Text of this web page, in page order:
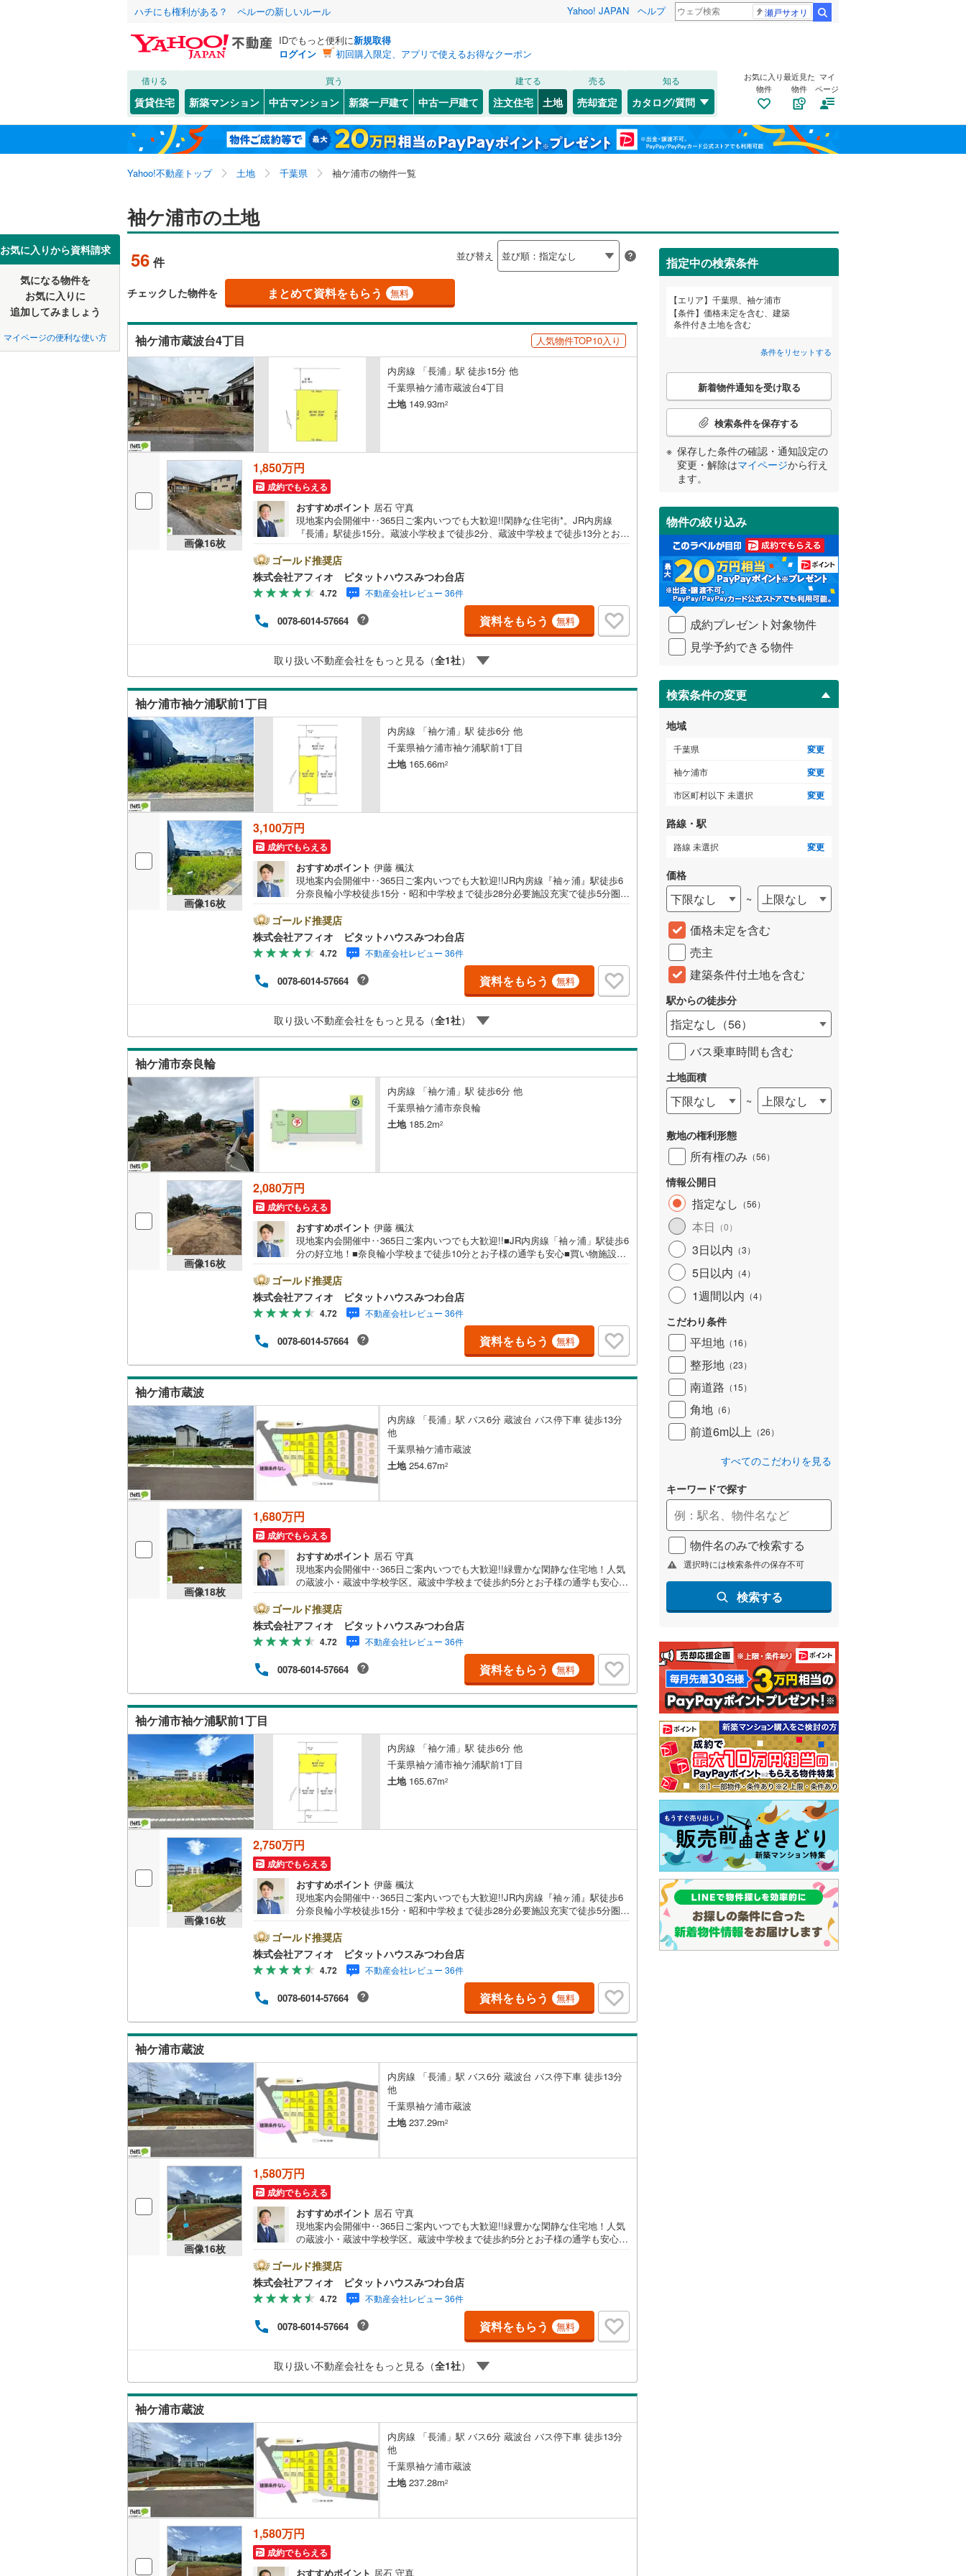
ハチにも権利がある？ ペルーの新しいルール Yahoo! JAPAN ヘルプ 瀬戸サオリ
IDでもっと便利に新規取得
ログイン
初回購入限定、アプリで使えるお得なクーポン
借りる
賃貸住宅
買う
新築マンション 中古マンション 新築一戸建て 中古一戸建て
建てる
注文住宅 土地
売る
売却査定
知る
カタログ/質問
お気に入り
物件
最近見た
物件
マイ
ページ
Yahoo!不動産トップ 土地 千葉県 袖ケ浦市の物件一覧
お気に入りから資料請求
気になる物件を
お気に入りに
追加してみましょう
マイページの便利な使い方
袖ケ浦市の土地
56 件 並び替え
チェックした物件を まとめて資料をもらう 無料
袖ケ浦市蔵波台4丁目 人気物件TOP10入り
内房線 「長浦」駅 徒歩15分 他
千葉県袖ケ浦市蔵波台4丁目
土地149.93m2
画像16枚
1,850万円
成約でもらえる
おすすめポイント 居石 守真
現地案内会開催中‥365日ご案内いつでも大歓迎!!閑静な住宅街*。JR内房線
『長浦』駅徒歩15分。蔵波小学校まで徒歩2分、蔵波中学校まで徒歩13分とお子
と生活便利！■敷地広々約45坪■建築条件無し。お好きなハウスメーカー、工務
店でマイホームを建てられます。■設備:公営水道・本下水・都市ガス■前面道路
6mと駐車も楽々■更地渡し●お客様の笑顔のために。・* 千葉県の不動産のこ
となら株式会社アフィオにお任せください！● お客様の一生の宝物になるお家
探しの、心強いパートナーになれるよう全力でサポート致します！ご見学やご
相談には迅速にご対応致します！お気軽にお問合せ下さいませ！・豊富な物件
数で、ご希望のお家探しが楽々できます。・売却のご相談も秘密厳守でスピー
ゴールド推奨店
株式会社アフィオ ピタットハウスみつわ台店
4.72 不動産会社レビュー 36件
0078-6014-57664 資料をもらう 無料
取り扱い不動産会社をもっと見る（全1社）
袖ケ浦市袖ケ浦駅前1丁目
内房線 「袖ケ浦」駅 徒歩6分 他
千葉県袖ケ浦市袖ケ浦駅前1丁目
土地165.66m2
画像16枚
3,100万円
成約でもらえる
おすすめポイント 伊藤 楓汰
現地案内会開催中‥365日ご案内いつでも大歓迎!!JR内房線『袖ヶ浦』駅徒歩6
分奈良輪小学校徒歩15分・昭和中学校まで徒歩28分必要施設充実で徒歩5分圏
広々50坪以上■区画整理地内■一括買取可能■設備:公営水道・本下水・都市ガス
■接道:南側6m●お客様の笑顔のために。・* 千葉県の不動産のことなら株式会
社アフィオにお任せください！● お客様の一生の宝物になるお家探しの、心強
いパートナーになれるよう全力でサポート致します！ご見学やご相談には迅速
にご対応致します！お気軽にお問合せ下さいませ！
ゴールド推奨店
株式会社アフィオ ピタットハウスみつわ台店
4.72 不動産会社レビュー 36件
0078-6014-57664 資料をもらう 無料
取り扱い不動産会社をもっと見る（全1社）
袖ケ浦市奈良輪
内房線 「袖ケ浦」駅 徒歩6分 他
千葉県袖ケ浦市奈良輪
土地185.2m2
画像16枚
2,080万円
成約でもらえる
おすすめポイント 伊藤 楓汰
現地案内会開催中‥365日ご案内いつでも大歓迎!!■JR内房線「袖ヶ浦」駅徒歩6
分の好立地！■奈良輪小学校まで徒歩10分とお子様の通学も安心■買い物施設徒
しめます ■敷地広々約56坪■建築条件なし！お好きなハウスメーカー、工務店で
マイホームを建てられます。●お客様の笑顔のために。・* 千葉県の不動産の
ことなら株式会社アフィオにお任せください！● お客様の一生の宝物になるお
家探しの、心強いパートナーになれるよう全力でサポート致します！ご見学や
ご相談には迅速にご対応致します！お気軽にお問合せ下さいませ！
ゴールド推奨店
株式会社アフィオ ピタットハウスみつわ台店
4.72 不動産会社レビュー 36件
0078-6014-57664 資料をもらう 無料
袖ケ浦市蔵波
内房線 「長浦」駅 バス6分 蔵波台 バス停下車 徒歩13分
他
千葉県袖ケ浦市蔵波
土地254.67m2
画像18枚
1,680万円
成約でもらえる
おすすめポイント 居石 守真
現地案内会開催中‥365日ご案内いつでも大歓迎!!緑豊かな閑静な住宅地！人気
の蔵波小・蔵波中学校学区。蔵波中学校まで徒歩約5分とお子様の通学も安心で
坪！■開放感のある角地。■きれいな街並みの大型分譲地■建築条件なし。お好
きなハウスメーカー、工務店でマイホームを建てられます ■設備:電気・東京ガ
ス・公営水道・浄化槽●お客様の笑顔のために。・* 千葉県の不動産のことな
ら株式会社アフィオにお任せください！● お客様の一生の宝物になるお家探し
の、心強いパートナーになれるよう全力でサポート致します！ご見学やご相談
には迅速にご対応致します！お気軽にお問合せ下さいませ！・豊富な物件数
で、ご希望のお家探しが楽々できます。・売却のご相談も秘密厳守でスピーデ
ィーに対応。
ゴールド推奨店
株式会社アフィオ ピタットハウスみつわ台店
4.72 不動産会社レビュー 36件
0078-6014-57664 資料をもらう 無料
袖ケ浦市袖ケ浦駅前1丁目
内房線 「袖ケ浦」駅 徒歩6分 他
千葉県袖ケ浦市袖ケ浦駅前1丁目
土地165.67m2
画像16枚
2,750万円
成約でもらえる
おすすめポイント 伊藤 楓汰
現地案内会開催中‥365日ご案内いつでも大歓迎!!JR内房線『袖ヶ浦』駅徒歩6
分奈良輪小学校徒歩15分・昭和中学校まで徒歩28分必要施設充実で徒歩5分圏
広々50坪以上■区画整理地内■一括買取可能■設備:公営水道・本下水・都市ガス
■接道:北側6m●お客様の笑顔のために。・* 千葉県の不動産のことなら株式会
社アフィオにお任せください！● お客様の一生の宝物になるお家探しの、心強
いパートナーになれるよう全力でサポート致します！ご見学やご相談には迅速
にご対応致します！お気軽にお問合せ下さいませ！
ゴールド推奨店
株式会社アフィオ ピタットハウスみつわ台店
4.72 不動産会社レビュー 36件
0078-6014-57664 資料をもらう 無料
袖ケ浦市蔵波
内房線 「長浦」駅 バス6分 蔵波台 バス停下車 徒歩13分
他
千葉県袖ケ浦市蔵波
土地237.29m2
画像16枚
1,580万円
成約でもらえる
おすすめポイント 居石 守真
現地案内会開催中‥365日ご案内いつでも大歓迎!!緑豊かな閑静な住宅地！人気
の蔵波小・蔵波中学校学区。蔵波中学校まで徒歩約5分とお子様の通学も安心で
坪！■南道路につき日当たり良好■きれいな街並みの大型分譲地■建築条件な
し。お好きなハウスメーカー、工務店でマイホームを建てられます ■設備:電
気・東京ガス・公営水道・浄化槽●お客様の笑顔のために。・* 千葉県の不動
産のことなら株式会社アフィオにお任せください！● お客様の一生の宝物にな
るお家探しの、心強いパートナーになれるよう全力でサポート致します！ご見
学やご相談には迅速にご対応致します！お気軽にお問合せ下さいませ！・豊富
な物件数で、ご希望のお家探しが楽々できます。・売却のご相談も秘密厳守で
ゴールド推奨店
株式会社アフィオ ピタットハウスみつわ台店
4.72 不動産会社レビュー 36件
0078-6014-57664 資料をもらう 無料
取り扱い不動産会社をもっと見る（全1社）
袖ケ浦市蔵波
内房線 「長浦」駅 バス6分 蔵波台 バス停下車 徒歩13分
他
千葉県袖ケ浦市蔵波
土地237.28m2
1,580万円
成約でもらえる
おすすめポイント 居石 守真
指定中の検索条件
エリア
千葉県、袖ケ浦市
条件
価格未定を含む、建築
条件付き土地を含む
条件をリセットする
こ
検
条
件
受
け
取
る
・
条
件
を
イ
ペ
ジ
に
保
存
す
る
新着物件通知を受け取る
検索条件を保存する
保存した条件の確認・通知設定の
変更・解除はマイページから行え
ます。
物件の絞り込み
成約プレゼント対象物件
見学予約できる物件
検索条件の変更
地域
千葉県 変更
袖ケ浦市 変更
市区町村以下 未選択 変更
路線・駅
路線 未選択 変更
価格
下限なし ~
上限なし
価格未定を含む
売主
建築条件付土地を含む
駅からの徒歩分
指定なし （56）
バス乗車時間も含む
土地面積
下限なし ~ 上限なし
敷地の権利形態
所有権のみ （56）
情報公開日
指定なし （56）
本日 （0）
3日以内 （3）
5日以内 （4）
1週間以内 （4）
こだわり条件
平坦地 （16）
整形地 （23）
南道路 （15）
角地 （6）
前道6m以上 （26）
すべてのこだわりを見る
キーワードで探す
物件名のみで検索する
選択時には検索条件の保存不可
検索する
北海道 北海道
東北 青森 岩手 宮城 秋田 山形 福島
関東 東京 神奈川
信越・北陸
三重
近畿 大阪 兵庫
中国 鳥取 島根 岡山 広島 山口
徳島 愛媛 高知
九州・沖縄 長崎 鹿児島 沖縄
該当物件0件
千葉市 中央区(91) 花見川区(26) 稲毛区(58)
若葉区(41) 緑区(35) 美浜区(5)
かの地域
茂原市 成田市(49)
東金市(131) 旭市(49)
習志野市(31) 勝浦市(5 )
市原市(88) 流山市(54) 八千代市(50)
我孫子市(20) 鴨川市(12)
君津市( 富津市 (22)
四街道市( 47) 八街市(104)
印西市(8) 富里市(31)
南房総市
香取市 ( 4)
山武市(176
印旛郡酒々井町(7) 印旛郡栄町(3) 香取郡神崎町(0)
山武郡九十九里町(75)
山武郡芝山町
(3) 長生郡一宮町(9)
長生郡睦沢町 (21 長生郡長生村(81) 長生郡白子町(138)
長生郡長柄町(10) 長生郡長南町 (2 ) 夷隅郡大多喜町(2)
夷隅郡御宿町(1) 安房郡鋸南町
該当物件0件
今井(1) 神納(3) 久保田(4)
蔵波(11) 坂戸市場(2) 滝の口(1)
代宿(2
福王台(1) 長浦駅前(3) 袖ケ浦駅前(7)
該当物件0件
JR 常磐線(0) 総武本線(0) 外房線(0)
内房線(47) 京葉線(0) 成田線(0)
鹿島線(0) 久留里線(29) 東金線(0)
武蔵野線
(0
地下鉄
銚子電気鉄道 0) 小湊鐵道(0)
千葉都市モノレール(0) 流鉄流山線(0) つくばエクスプレス(0)
京成成田高速鉄道アクセス線(0) 京成千葉線(0)
京成千原線(0) 京成松戸線(0) 北総鉄道北総線(0)
山万ユーカリが丘線(0) 芝山鉄道(0)
東葉高速鉄道
ディズニーリゾートライン
該当物件0件
該当物件0件
こだわり条件 配置、向き、建ち方、日当たり
前道6m以上（26） 角地（6） 南道路（15）
平坦地（16） 整形地（23） 古家あり（1）
（19）
最寄りの駅が始発駅 （0） 小学校まで1km以内（17
オンライン内見(相談)可（21 ） IT重説可（
詳しく見る
該当物件0件
検索条件を保存しました
この検索条件の新着物件通知は、 マイページから設定できます。
保存した条件を見る
千葉県、袖ケ浦市、価格未定を含む、建築条件付き土地
検索条件を保存する
マイページ
お気に入りリストを見る
閉じる
お気に入りリストを見る
閉じる